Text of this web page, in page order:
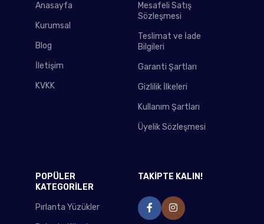
Anasayfa
Kurumsal
Blog
İletişim
KVKK
Mesafeli Satış
Sözleşmesi
Teslimat ve İade
Bilgileri
Garanti Şartları
Gizlilik İlkeleri
Kullanım Şartları
Üyelik Sözleşmesi
POPÜLER
KATEGORİLER
Pırlanta Yüzükler
TAKİPTE KALIN!